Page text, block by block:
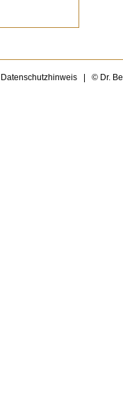
Datenschutzhinweis © Dr.